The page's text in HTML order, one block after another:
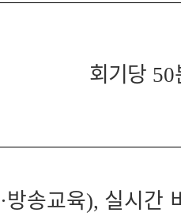
회기당 50
·방송교육), 실시간